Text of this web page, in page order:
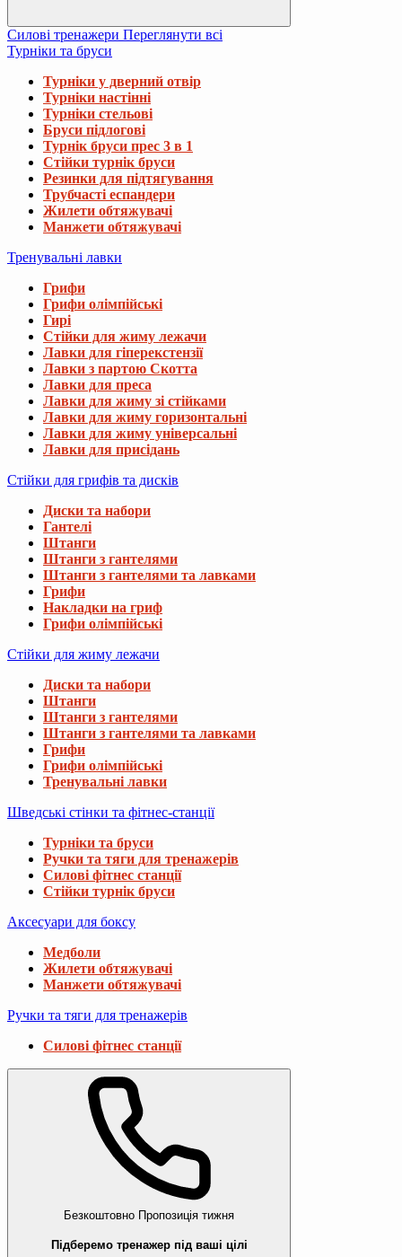
Силові тренажери Переглянути всі
Турніки та бруси
Турніки у дверний отвір
Турніки настінні
Турніки стельові
Бруси підлогові
Турнік бруси прес 3 в 1
Стійки турнік бруси
Резинки для підтягування
Трубчасті еспандери
Жилети обтяжувачі
Манжети обтяжувачі
Тренувальні лавки
Грифи
Грифи олімпійські
Гирі
Стійки для жиму лежачи
Лавки для гіперекстензії
Лавки з партою Скотта
Лавки для преса
Лавки для жиму зі стійками
Лавки для жиму горизонтальні
Лавки для жиму універсальні
Лавки для присідань
Стійки для грифів та дисків
Диски та набори
Гантелі
Штанги
Штанги з гантелями
Штанги з гантелями та лавками
Грифи
Накладки на гриф
Грифи олімпійські
Стійки для жиму лежачи
Диски та набори
Штанги
Штанги з гантелями
Штанги з гантелями та лавками
Грифи
Грифи олімпійські
Тренувальні лавки
Шведські стінки та фітнес-станції
Турніки та бруси
Ручки та тяги для тренажерів
Силові фітнес станції
Стійки турнік бруси
Аксесуари для боксу
Медболи
Жилети обтяжувачі
Манжети обтяжувачі
Ручки та тяги для тренажерів
Силові фітнес станції
Безкоштовно Пропозиція тижня
Підберемо тренажер під ваші цілі